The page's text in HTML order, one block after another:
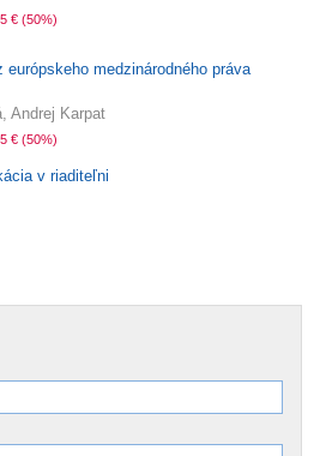
€ (50%)
európskeho medzinárodného práva
Andrej Karpat
€ (50%)
v riaditeľni